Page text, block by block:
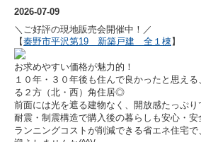
2026-07-09
＼ご好評の現地販売会開催中！／
【秦野市平沢第19 新築戸建 全１棟】
お求めやすい価格が魅力的！
１０年・３０年後も住んで良かったと思え
る２方（北・西）角住居◎
前面には光を遮る建物なく、開放感たっぷり
耐震・制震構造で購入後の暮らしも安心・安
ランニングコストが削減できる省エネ住宅